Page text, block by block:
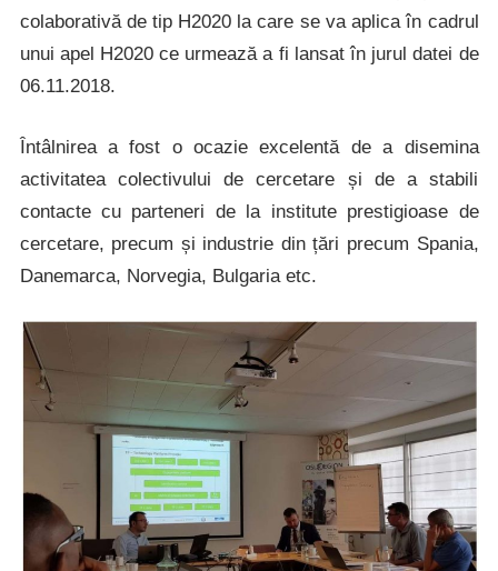
colaborativă de tip H2020 la care se va aplica în cadrul
unui apel H2020 ce urmează a fi lansat în jurul datei de
06.11.2018.
Întâlnirea a fost o ocazie excelentă de a disemina
activitatea colectivului de cercetare și de a stabili
contacte cu parteneri de la institute prestigioase de
cercetare, precum și industrie din țări precum Spania,
Danemarca, Norvegia, Bulgaria etc.